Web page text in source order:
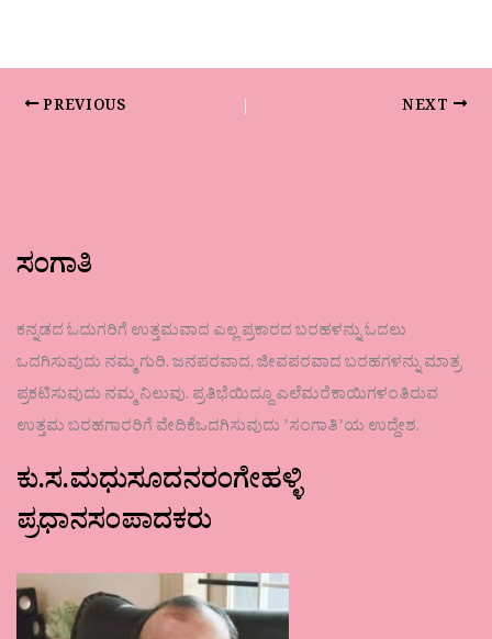
PREVIOUS NEXT
ಸಂಗಾತಿ
ಕನ್ನಡದ ಓದುಗರಿಗೆ ಉತ್ತಮವಾದ ಎಲ್ಲ ಪ್ರಕಾರದ ಬರಹಳನ್ನು ಓದಲು
ಒದಗಿಸುವುದು ನಮ್ಮ ಗುರಿ. ಜನಪರವಾದ, ಜೀವಪರವಾದ ಬರಹಗಳನ್ನು ಮಾತ್ರ
ಪ್ರಕಟಿಸುವುದು ನಮ್ಮ ನಿಲುವು. ಪ್ರತಿಭೆಯಿದ್ದೂ ಎಲೆಮರೆಕಾಯಿಗಳಂತಿರುವ
ಉತ್ತಮ ಬರಹಗಾರರಿಗೆ ವೇದಿಕೆಒದಗಿಸುವುದು ʼಸಂಗಾತಿʼಯ ಉದ್ದೇಶ.
ಕು.ಸ.ಮಧುಸೂದನರಂಗೇಹಳ್ಳಿ
ಪ್ರಧಾನಸಂಪಾದಕರು